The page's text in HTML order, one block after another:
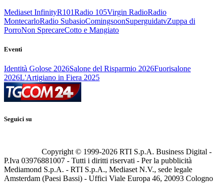
Mediaset InfinityR101Radio 105Virgin RadioRadio
MontecarloRadio SubasioComingsoonSuperguidatvZuppa di
PorroNon SprecareCotto e Mangiato
Eventi
Identità Golose 2026Salone del Risparmio 2026Fuorisalone
2026L'Artigiano in Fiera 2025
Seguici su
Copyright © 1999-2026 RTI S.p.A. Business Digital -
P.Iva 03976881007 - Tutti i diritti riservati - Per la pubblicità
Mediamond S.p.A. - RTI S.p.A., Mediaset N.V., sede legale
Amsterdam (Paesi Bassi) - Uffici Viale Europa 46, 20093 Cologno